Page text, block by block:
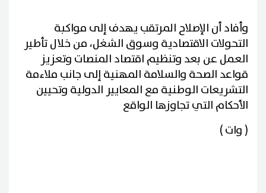
وأفاد أن الإصلاح المرتقب يهدف إلى مواكبة
التحولات الاقتصادية وسوق الشغل، من خلال تأطير
العمل عن بعد وتنظيم اقتصاد المنصات وتعزيز
قواعد الصحة والسلامة المهنية إلى جانب ملاءمة
التشريعات الوطنية مع المعايير الدولية وتحيين
الأحكام التي تجاوزها الواقع
( وات )